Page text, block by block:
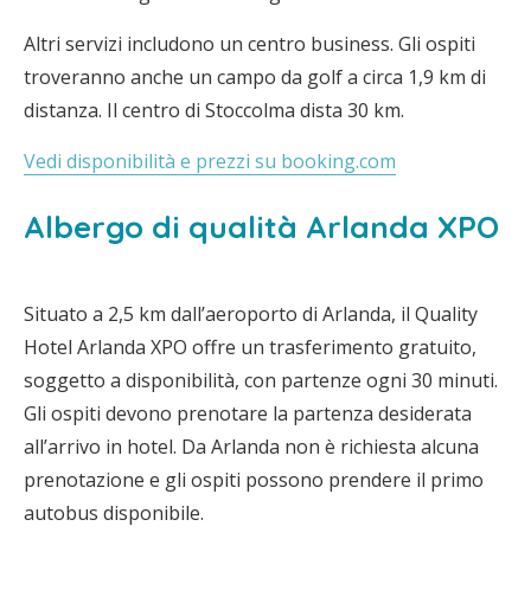
Altri servizi includono un centro business. Gli ospiti
troveranno anche un campo da golf a circa 1,9 km di
distanza. Il centro di Stoccolma dista 30 km.
Vedi disponibilità e prezzi su booking.com
Albergo di qualità Arlanda XPO
Situato a 2,5 km dall’aeroporto di Arlanda, il Quality
Hotel Arlanda XPO offre un trasferimento gratuito,
soggetto a disponibilità, con partenze ogni 30 minuti.
Gli ospiti devono prenotare la partenza desiderata
all’arrivo in hotel. Da Arlanda non è richiesta alcuna
prenotazione e gli ospiti possono prendere il primo
autobus disponibile.